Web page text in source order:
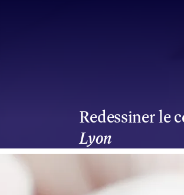
Redessiner le
Lyon